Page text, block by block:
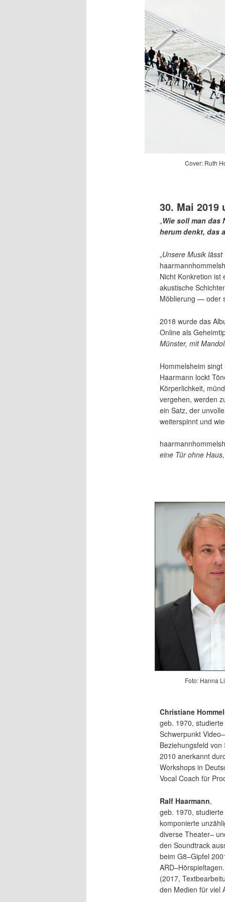
Cover: Ruth
30. Mai 2019
„Wie soll man das
herum denkt, das
„Unsere Musik
Nicht Konkretion ist
akustische
Möblierung — oder
2018 wurde das
Online als
Münster, mit
Hommelsheim
Haarmann lockt
Körperlichkeit,
vergehen, werden
ein Satz, der
weiterspinnt und
eine Tür ohne
Foto: Hanna
Christiane
geb. 1970,
Schwerpunkt
Beziehungsfeld
2010 anerkannt
Workshops in
Vocal Coach für
Ralf Haarmann,
geb. 1970,
komponierte
diverse Theater–
den Soundtrack
beim G8–Gipfel
(2017,
den Medien für viel